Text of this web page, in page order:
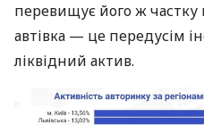
перевищує його ж частку
автівка — це передусім
ліквідний актив.